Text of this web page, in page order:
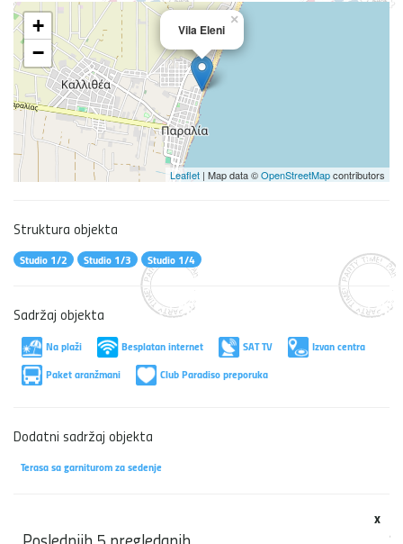
Vila Eleni
×
+
−
Leaflet | Map data ©OpenStreetMapcontributors
Struktura objekta
Studio 1/2 Studio 1/3 Studio 1/4
Sadržaj objekta
Na plaži Besplatan internet SAT TV
Izvan centra
Paket aranžmani
Club Paradiso preporuka
Dodatni sadržaj objekta
Terasa sa garniturom za sedenje
x